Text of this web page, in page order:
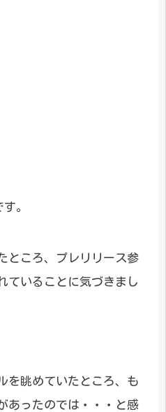
。
ところ、プレリリース参
ていることに気づきまし
を眺めていたところ、も
あったのでは・・・と感